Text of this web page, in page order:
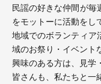
民謡の好きな仲間が毎
をモットーに活動をし
地域でのボランティア
域のお祭り・イベント
興味のある方は、見学
皆さんも、私たちと一